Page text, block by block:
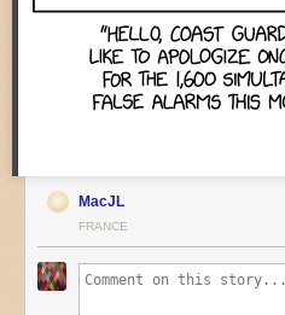
MacJL
FRANCE